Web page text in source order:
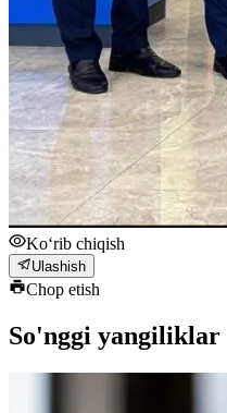
Ko‘rib chiqish
Ulashish
Chop etish
So'nggi yangiliklar